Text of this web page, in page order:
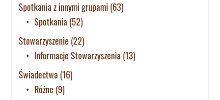
Spotkania z innymi grupami (63)
Spotkania (52)
Stowarzyszenie (22)
Informacje Stowarzyszenia (13)
Świadectwa (16)
Różne (9)